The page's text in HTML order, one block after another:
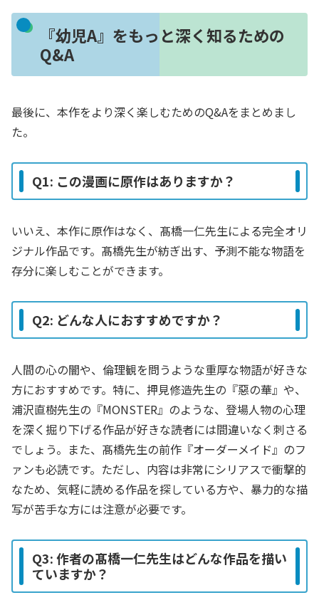
『幼児A』をもっと深く知るための
Q&A
最後に、本作をより深く楽しむためのQ&Aをまとめまし
た。
Q1: この漫画に原作はありますか？
いいえ、本作に原作はなく、髙橋一仁先生による完全オリ
ジナル作品です。髙橋先生が紡ぎ出す、予測不能な物語を
存分に楽しむことができます。
Q2: どんな人におすすめですか？
人間の心の闇や、倫理観を問うような重厚な物語が好きな
方におすすめです。特に、押見修造先生の『惡の華』や、
浦沢直樹先生の『MONSTER』のような、登場人物の心理
を深く掘り下げる作品が好きな読者には間違いなく刺さる
でしょう。また、髙橋先生の前作『オーダーメイド』のフ
ァンも必読です。ただし、内容は非常にシリアスで衝撃的
なため、気軽に読める作品を探している方や、暴力的な描
写が苦手な方には注意が必要です。
Q3: 作者の髙橋一仁先生はどんな作品を描い
ていますか？